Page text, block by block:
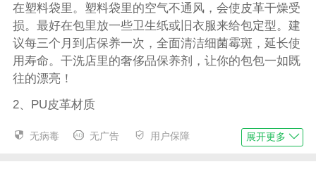
在塑料袋里。塑料袋里的空气不通风，会使皮革干燥受
损。最好在包里放一些卫生纸或旧衣服来给包定型。建
议每三个月到店保养一次，全面清洁细菌霉斑，延长使
用寿命。干洗店里的奢侈品保养剂，让你的包包一如既
往的漂亮！
2、PU皮革材质
说完了皮革，我们再来说说pu皮革，也就是人造革。这
种织物可塑性强，用途广泛。Pu皮包不能在阳光下暴
无病毒 无广告 用户保障 展开更多